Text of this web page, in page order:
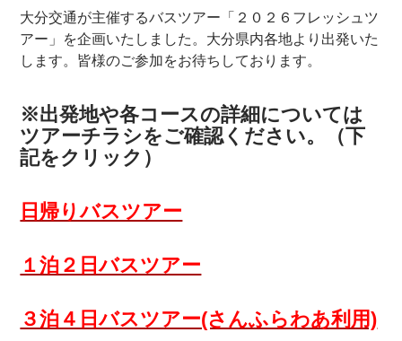
大分交通が主催するバスツアー「２０２６フレッシュツ
アー」を企画いたしました。大分県内各地より出発いた
します。皆様のご参加をお待ちしております。
※出発地や各コースの詳細については
ツアーチラシをご確認ください。（下
記をクリック）
日帰りバスツアー
１泊２日バスツアー
３泊４日バスツアー(さんふらわあ利用)